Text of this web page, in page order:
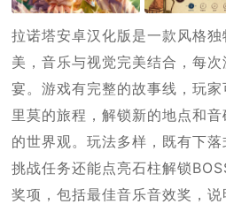
拉诺塔安卓汉化版是一款风格
美，音乐与视觉完美结合，每
宴。游戏有完整的故事线，玩
里莫的旅程，解锁新的地点和
的世界观。玩法多样，既有下落
挑战任务还能点亮石柱解锁
奖项，包括最佳音乐音效奖，